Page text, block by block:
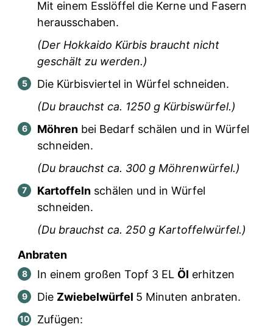
Mit einem Esslöffel die Kerne und Fasern
herausschaben.
(Der Hokkaido Kürbis braucht nicht
geschält zu werden.)
Die Kürbisviertel in Würfel schneiden.
(Du brauchst ca. 1250 g Kürbiswürfel.)
Möhren bei Bedarf schälen und in Würfel
schneiden.
(Du brauchst ca. 300 g Möhrenwürfel.)
Kartoffeln schälen und in Würfel
schneiden.
(Du brauchst ca. 250 g Kartoffelwürfel.)
Anbraten
In einem großen Topf 3 EL Öl erhitzen
Die Zwiebelwürfel 5 Minuten anbraten.
Zufügen: